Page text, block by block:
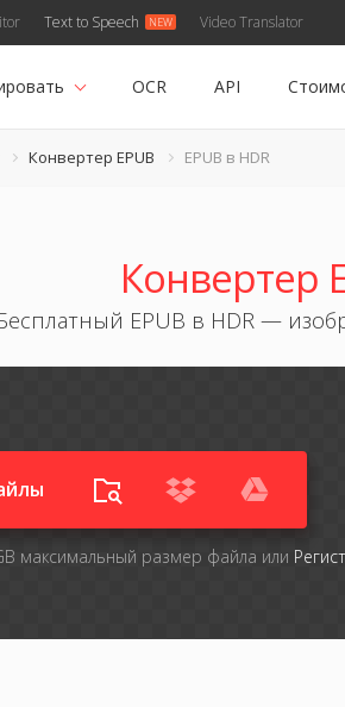
Text to Speech Video Translator
OCR API
Конвертер EPUB EPUB в HDR
Конвертер
EPUB в HDR —
максимальный размер файла или